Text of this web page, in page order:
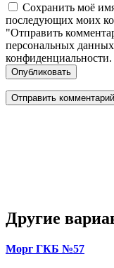
Сохранить моё
последующих моих
"Отправить
персональных
конфиденциальности.
Опубликовать
Другие
Морг ГКБ №57